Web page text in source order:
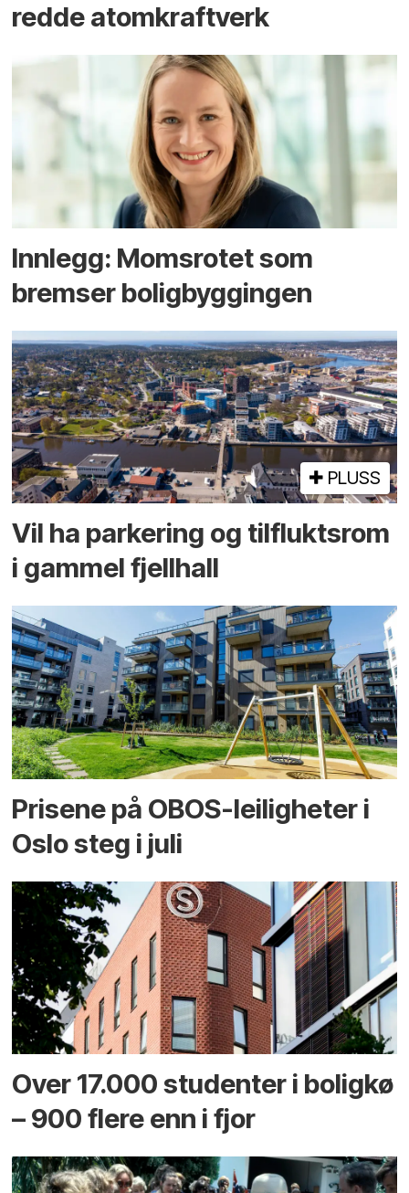
redde atomkraftverk
Innlegg: Moms­rotet som
bremser bolig­byggingen
PLUSS
Vil ha parkering og tilflukts­rom
i gammel fjellhall
Prisene på OBOS-leiligheter i
Oslo steg i juli
Over 17.000 studenter i boligkø
– 900 flere enn i fjor